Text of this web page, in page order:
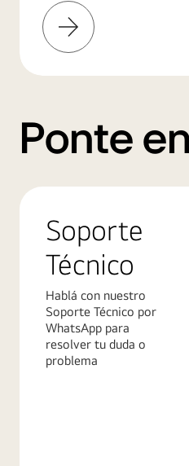
Más
información
Ponte
Soporte
Técnico
Hablá con nuestro
Soporte Técnico por
WhatsApp para
resolver tu duda o
problema